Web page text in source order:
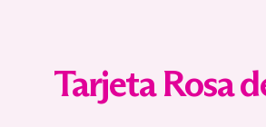
Tarjeta Rosa